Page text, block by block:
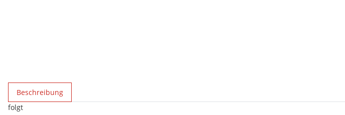
weitere Registerkarten anzeigen
Beschreibung
folgt